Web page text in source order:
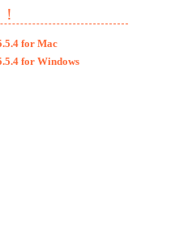
for Mac
for Windows